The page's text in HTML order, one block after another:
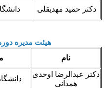
دکتر حمید مهدیقلی
هیئت مدیره دوره سوم
نام
دکتر عبدالرضا اوحدی
همدانی